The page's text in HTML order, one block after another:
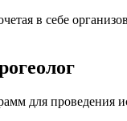
в себе
для